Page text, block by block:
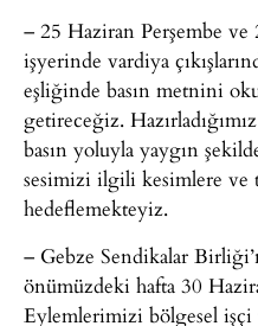
– 25 Haziran Perşembe
işyerinde vardiya
eşliğinde basın metnini
getireceğiz.
basın yoluyla yaygın
sesimizi ilgili kesimlere ve
hedeflemekteyiz.
– Gebze Sendikalar
önümüzdeki hafta 30
Eylemlerimizi bölgesel